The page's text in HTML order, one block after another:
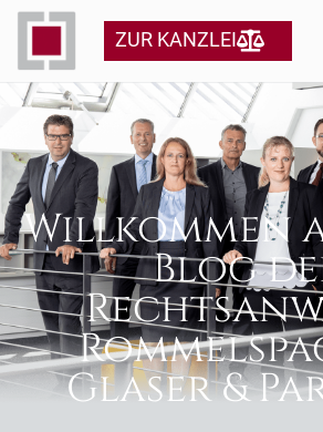
ZUR KANZLEI
Willkommen
Blog
Glaser &